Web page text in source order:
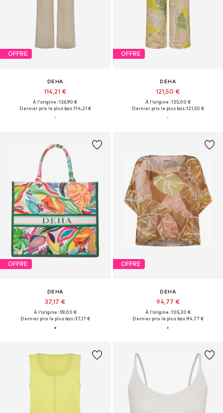
OFFRE
DEHA
114,21 €
À l'origine : 126,90 €
Dernier prix le plus bas :114,21 €
OFFRE
DEHA
121,50 €
À l'origine : 135,00 €
Dernier prix le plus bas :121,50 €
OFFRE
DEHA
37,17 €
À l'origine : 59,00 €
Dernier prix le plus bas :37,17 €
OFFRE
DEHA
94,77 €
À l'origine : 105,30 €
Dernier prix le plus bas :94,77 €